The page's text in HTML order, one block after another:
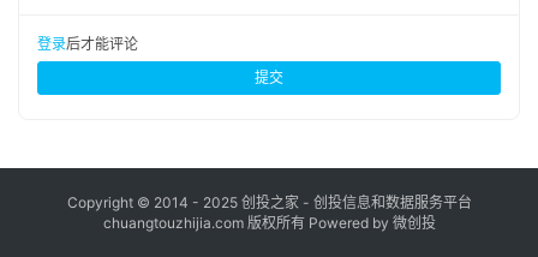
登录后才能评论
提交
Copyright © 2014 - 2025 创投之家 - 创投信息和数据服务平台
chuangtouzhijia.com 版权所有 Powered by 微创投